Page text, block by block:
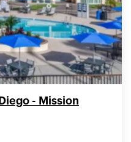
- Mission